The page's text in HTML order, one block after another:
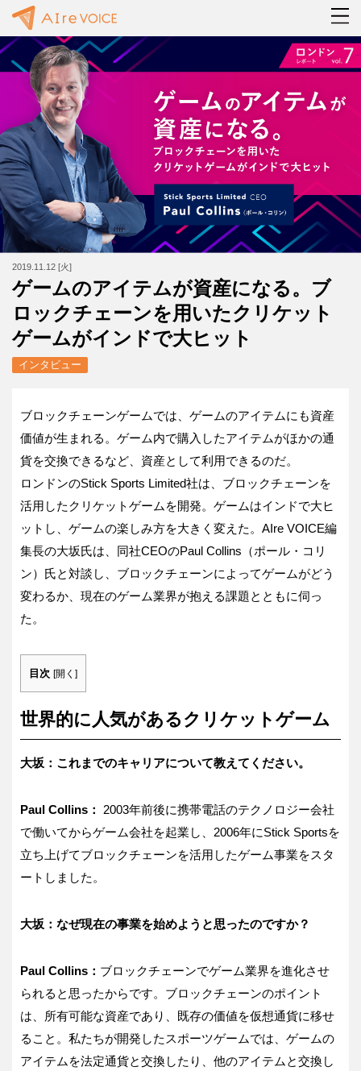
2019.11.12 [火]
ゲームのアイテムが資産になる。ブ
ロックチェーンを用いたクリケット
ゲームがインドで大ヒット
インタビュー
ブロックチェーンゲームでは、ゲームのアイテムにも資産
価値が生まれる。ゲーム内で購入したアイテムがほかの通
貨を交換できるなど、資産として利用できるのだ。
ロンドンのStick Sports Limited社は、ブロックチェーンを
活用したクリケットゲームを開発。ゲームはインドで大ヒ
ットし、ゲームの楽しみ方を大きく変えた。AIre VOICE編
集長の大坂氏は、同社CEOのPaul Collins（ポール・コリ
ン）氏と対談し、ブロックチェーンによってゲームがどう
変わるか、現在のゲーム業界が抱える課題とともに伺っ
た。
目次 [開く ]
世界的に人気があるクリケットゲーム
大坂：これまでのキャリアについて教えてください。
Paul Collins：
2003年前後に携帯電話のテクノロジー会社
で働いてからゲーム会社を起業し、2006年にStick Sportsを
立ち上げてブロックチェーンを活用したゲーム事業をスタ
ートしました。
大坂：なぜ現在の事業を始めようと思ったのですか？
Paul Collins： ブロックチェーンでゲーム業界を進化させ
られると思ったからです。ブロックチェーンのポイント
は、所有可能な資産であり、既存の価値を仮想通貨に移せ
ること。私たちが開発したスポーツゲームでは、ゲームの
アイテムを法定通貨と交換したり、他のアイテムと交換し